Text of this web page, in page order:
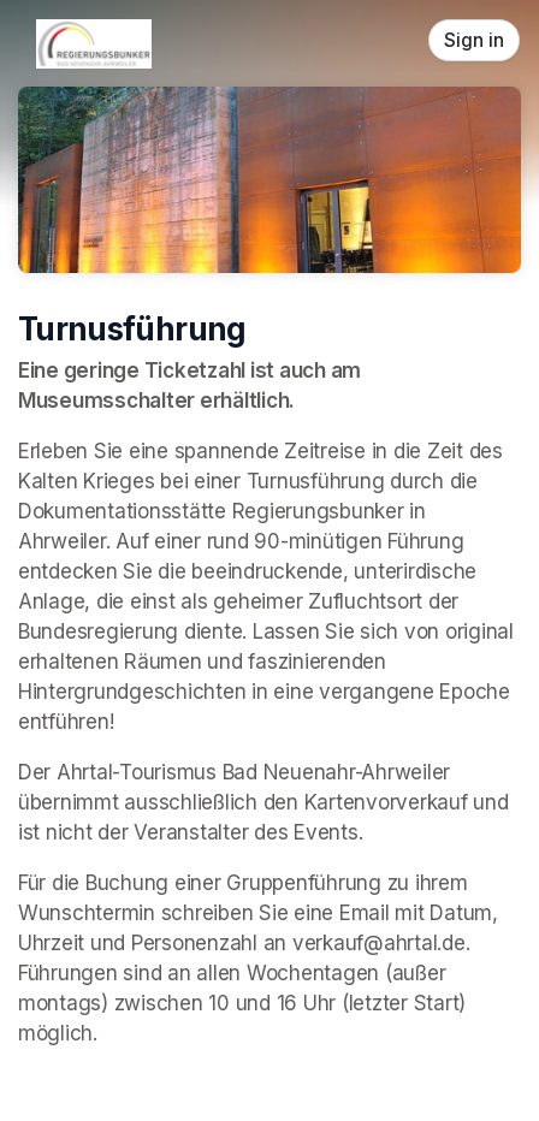
Skip header
Sign in
Turnusführung
Eine geringe Ticketzahl ist auch am
Museumsschalter erhältlich.
Erleben Sie eine spannende Zeitreise in die Zeit des
Kalten Krieges bei einer Turnusführung durch die
Dokumentationsstätte Regierungsbunker in
Ahrweiler. Auf einer rund 90-minütigen Führung
entdecken Sie die beeindruckende, unterirdische
Anlage, die einst als geheimer Zufluchtsort der
Bundesregierung diente. Lassen Sie sich von original
erhaltenen Räumen und faszinierenden
Hintergrundgeschichten in eine vergangene Epoche
entführen!
Der Ahrtal-Tourismus Bad Neuenahr-Ahrweiler
übernimmt ausschließlich den Kartenvorverkauf und
ist nicht der Veranstalter des Events.
Für die Buchung einer Gruppenführung zu ihrem
Wunschtermin schreiben Sie eine Email mit Datum,
Uhrzeit und Personenzahl an verkauf@ahrtal.de.
Führungen sind an allen Wochentagen (außer
montags) zwischen 10 und 16 Uhr (letzter Start)
möglich.